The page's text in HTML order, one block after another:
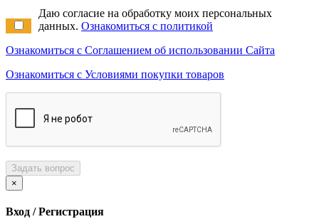
Даю согласие на обработку моих персональных
данных. Ознакомиться с политикой
Ознакомиться с Соглашением об использовании Сайта
Ознакомиться с Условиями покупки товаров
Задать вопрос
×
Вход / Регистрация